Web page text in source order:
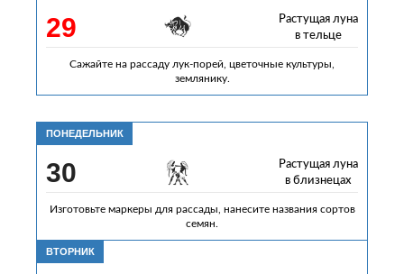
29
Растущая луна
в тельце
Сажайте на рассаду лук-порей, цветочные культуры,
землянику.
ПОНЕДЕЛЬНИК
30
Растущая луна
в близнецах
Изготовьте маркеры для рассады, нанесите названия сортов
семян.
ВТОРНИК